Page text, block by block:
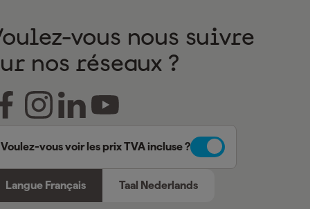
vous nous suivre
nos réseaux ?
Voulez-vous voir les prix TVA incluse ?
Langue Français Taal Nederlands